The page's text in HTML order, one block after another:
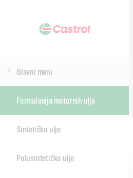
Glavni meni
Formulacija motornih ulja
Sintetičko ulje
Polusintetičko ulje